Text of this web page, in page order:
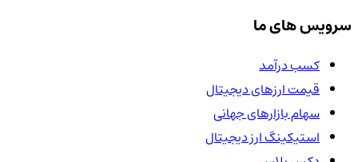
سرویس های ما
کسب درآمد
قیمت ارزهای دیجیتال
سهام بازارهای جهانی
استیکینگ ارز دیجیتال